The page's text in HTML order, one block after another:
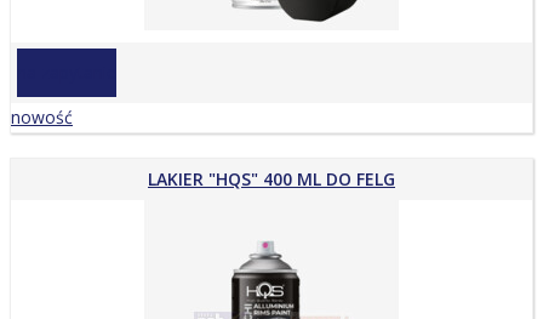
nowość
LAKIER "HQS" 400 ML DO FELG